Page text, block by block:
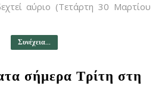
αύριο (Τετάρτη 30 Μαρτίου
Συνέχεια...
σήμερα Τρίτη στη